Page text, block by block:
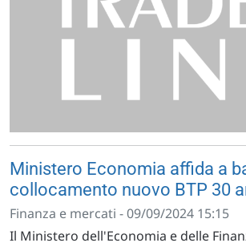
Ministero Economia affida a
collocamento nuovo BTP 30
Finanza e mercati - 09/09/2024 15:15
Il Ministero dell'Economia e delle